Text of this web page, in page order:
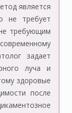
является
не требует
требующим
задает
луча и
здоровые
после